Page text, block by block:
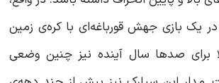
یک بازی جهش قورباغه‌ای با کره‌ی زمین
برای صدها سال آینده نیز چنین وضعی